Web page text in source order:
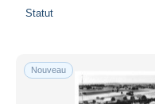
Statut
Nouveau